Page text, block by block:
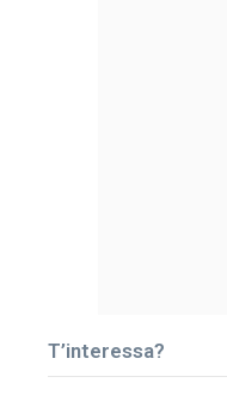
T’interessa?